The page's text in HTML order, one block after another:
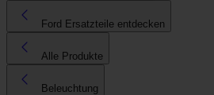
Ford Ersatzteile entdecken
Alle Produkte
Beleuchtung